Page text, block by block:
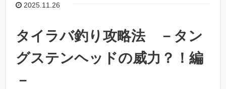
2025.11.26
タイラバ釣り攻略法 －タン
グステンヘッドの威力？！編
－